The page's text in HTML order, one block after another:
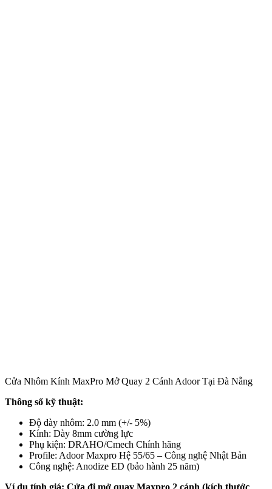
Cửa Nhôm Kính MaxPro Mở Quay 2 Cánh Adoor Tại Đà Nẵng
Thông số kỹ thuật:
Độ dày nhôm: 2.0 mm (+/- 5%)
Kính: Dày 8mm cường lực
Phụ kiện: DRAHO/Cmech Chính hãng
Profile: Adoor Maxpro Hệ 55/65 – Công nghệ Nhật Bản
Công nghệ: Anodize ED (bảo hành 25 năm)